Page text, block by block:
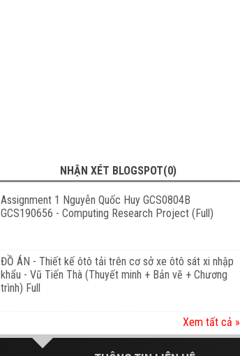
NHẬN XÉT BLOGSPOT(0)
Assignment 1 Nguyễn Quốc Huy GCS0804B
GCS190656 - Computing Research Project (Full)
ĐỒ ÁN - Thiết kế ôtô tải trên cơ sở xe ôtô sát xi nhập
khẩu - Vũ Tiến Thà (Thuyết minh + Bản vẽ + Chương
trình) Full
Xem tất cả »